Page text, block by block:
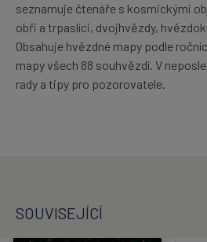
seznamuje čtenáře s kosmickými
obři a trpaslíci, dvojhvězdy,
Obsahuje hvězdné mapy podle
mapy všech 88 souhvězdí. V
rady a tipy pro pozorovatele.
SOUVISEJÍCÍ